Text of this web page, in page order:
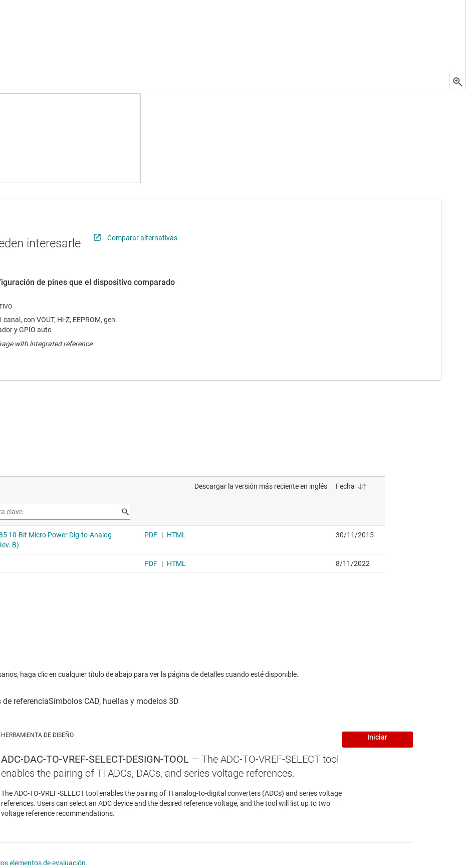
interesarle Comparar alternativas
de pines que el dispositivo comparado
con VOUT, Hi-Z, EEPROM, gen.
y GPIO auto
with integrated reference
haga clic en cualquier título de abajo para ver la página de detalles cuando esté disponible.
HERRAMIENTA DE DISEÑO
ADC-DAC-TO-VREF-SELECT-DESIGN-TOOL — The ADC-TO-VREF-SELECT tool
enables the pairing of TI ADCs, DACs, and series voltage references.
The ADC-TO-VREF-SELECT tool enables the pairing of TI analog-to-digital converters (ADCs) and series voltage
references. Users can select an ADC device and the desired reference voltage, and the tool will list up to two
voltage reference recommendations.
Iniciar
elementos de evaluación.